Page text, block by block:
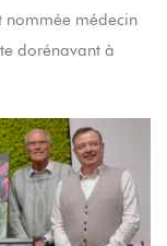
nommée médecin
dorénavant à